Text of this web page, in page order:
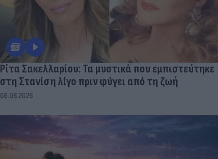
Ρίτα Σακελλαρίου: Τα μυστικά που εμπιστεύτηκε
στη Στανίση λίγο πριν φύγει από τη ζωή
06.08.2026